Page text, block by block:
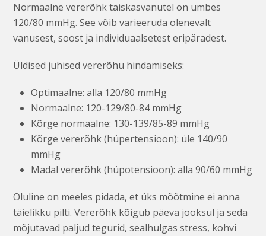
Normaalne vererõhk täiskasvanutel on umbes
120/80 mmHg. See võib varieeruda olenevalt
vanusest, soost ja individuaalsetest eripäradest.
Üldised juhised vererõhu hindamiseks:
Optimaalne: alla 120/80 mmHg
Normaalne: 120-129/80-84 mmHg
Kõrge normaalne: 130-139/85-89 mmHg
Kõrge vererõhk (hüpertensioon): üle 140/90
mmHg
Madal vererõhk (hüpotensioon): alla 90/60 mmHg
Oluline on meeles pidada, et üks mõõtmine ei anna
täielikku pilti. Vererõhk kõigub päeva jooksul ja seda
mõjutavad paljud tegurid, sealhulgas stress, kohvi